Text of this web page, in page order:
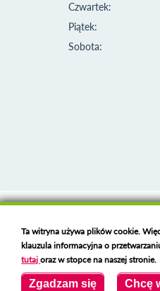
Czwartek:
Piątek:
Sobota:
Deklaracja dostępności
Polski serwer RBLhttps://
Copyright 2023 Urząd Miejski w
Created byVOBACOM Odnośnik
Ta witryna używa plików cookie.
klauzula informacyjna o
tutajoraz w stopce na naszej stronie.
Zgadzam się Chcę